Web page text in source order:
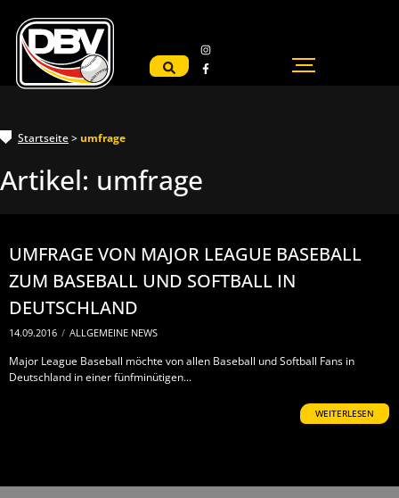
Startseite> umfrage
Artikel: umfrage
UMFRAGE VON MAJOR LEAGUE BASEBALL
ZUM BASEBALL UND SOFTBALL IN
DEUTSCHLAND
14.09.2016 / ALLGEMEINE NEWS
Major League Baseball möchte von allen Baseball und Softball Fans in
Deutschland in einer fünfminütigen...
WEITERLESEN